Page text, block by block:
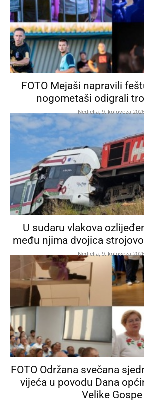
FOTO Mejaši napravili
nogometaši odigrali
Nedjelja, 9. kolovoza
U sudaru vlakova
među njima dvojica
Nedjelja, 9. kolovoza
FOTO Održana svečana
vijeća u povodu Dana
Velike Gospe